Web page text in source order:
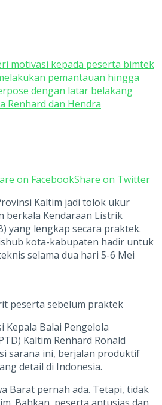
motivasi kepada peserta bimtek
pemantauan hingga
dengan latar belakang
Renhard dan Hendra
on FacebookShare on Twitter
Kaltim jadi tolok ukur
berkala Kendaraan Listrik
yang lengkap secara praktek.
kota-kabupaten hadir untuk
selama dua hari 5-6 Mei
peserta sebelum praktek
Kepala Balai Pengelola
Kaltim Renhard Ronald
sarana ini, berjalan produktif
detail di Indonesia.
Barat pernah ada. Tetapi, tidak